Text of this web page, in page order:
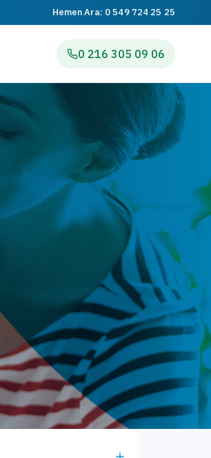
Hemen Ara: 0 549 724 25 25
0 216 305 09 06